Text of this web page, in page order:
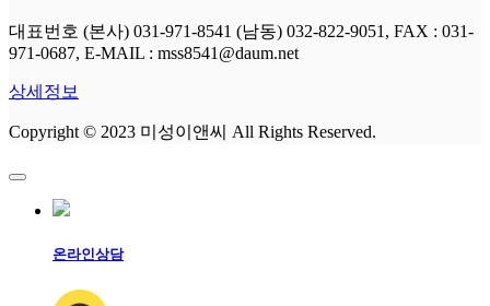
대표번호 (본사) 031-971-8541 (남동) 032-822-9051, FAX : 031-
971-0687, E-MAIL : mss8541@daum.net
상세정보
Copyright © 2023 미성이앤씨 All Rights Reserved.
온라인상담